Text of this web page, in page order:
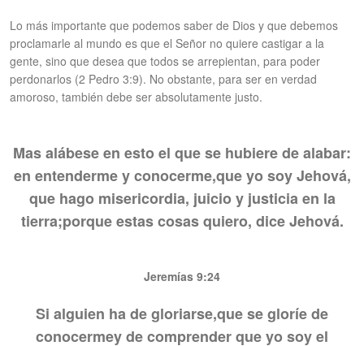
Lo más importante que podemos saber de Dios y que debemos
proclamarle al mundo es que el Señor no quiere castigar a la
gente, sino que desea que todos se arrepientan, para poder
perdonarlos (2 Pedro 3:9). No obstante, para ser en verdad
amoroso, también debe ser absolutamente justo.
Mas alábese en esto el que se hubiere de alabar:
en entenderme y conocerme,que yo soy Jehová,
que hago misericordia, juicio y justicia en la
tierra;porque estas cosas quiero, dice Jehová.
Jeremías 9:24
Si alguien ha de gloriarse,que se gloríe de
conocermey de comprender que yo soy el